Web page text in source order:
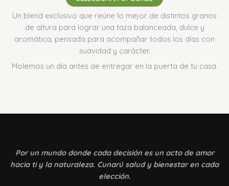
Un blend exclusivo que reúne lo mejor de distintos granos
de altura para lograr una taza balanceada, dulce y
aromática, pensada para acompañar todos los días con
suavidad y carácter.
Molemos un día antes de entregar en la puerta de tu casa.
Por un mundo donde cada decisión es un acto de amor
hacia ti y la naturaleza. Cunarú salud y bienestar en cada
elección.